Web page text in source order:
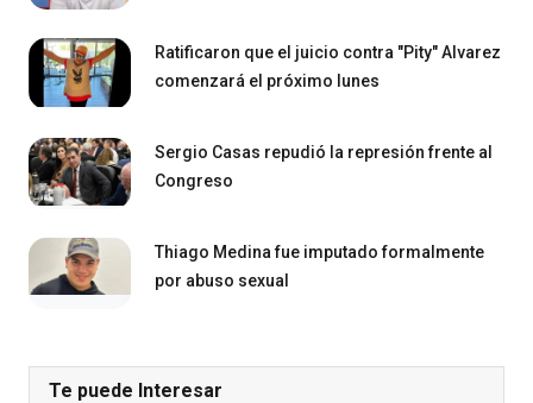
Ratificaron que el juicio contra "Pity" Alvarez
comenzará el próximo lunes
Sergio Casas repudió la represión frente al
Congreso
Thiago Medina fue imputado formalmente
por abuso sexual
Te puede Interesar